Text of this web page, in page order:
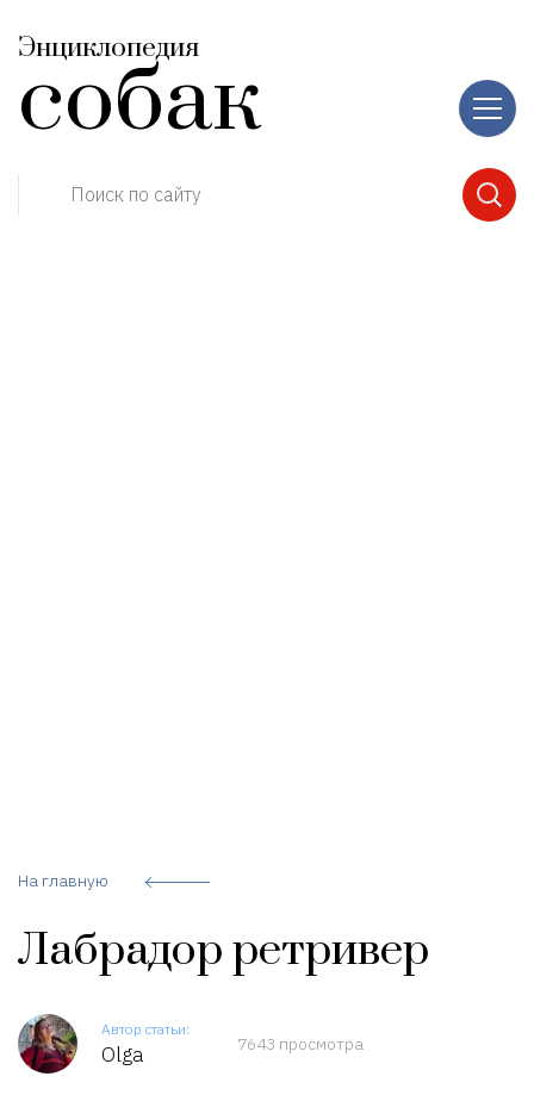
Энциклопедия
собак
Поиск по сайту
На главную
Лабрадор ретривер
Автор статьи:
Olga 7643 просмотра